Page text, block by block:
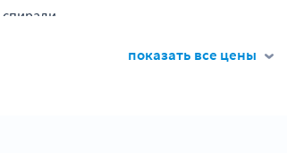
показать все цены